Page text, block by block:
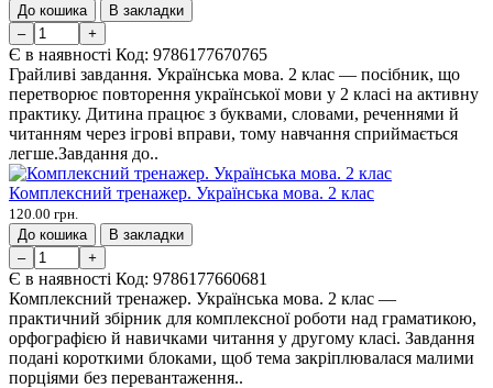
До кошика
В закладки
–
+
Є в наявності Код: 9786177670765
Грайливі завдання. Українська мова. 2 клас — посібник, що
перетворює повторення української мови у 2 класі на активну
практику. Дитина працює з буквами, словами, реченнями й
читанням через ігрові вправи, тому навчання сприймається
легше.Завдання до..
Комплексний тренажер. Українська мова. 2 клас
120.00 грн.
До кошика
В закладки
–
+
Є в наявності Код: 9786177660681
Комплексний тренажер. Українська мова. 2 клас —
практичний збірник для комплексної роботи над граматикою,
орфографією й навичками читання у другому класі. Завдання
подані короткими блоками, щоб тема закріплювалася малими
порціями без перевантаження..